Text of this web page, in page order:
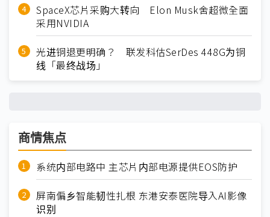
SpaceX芯片采购大转向 Elon Musk舍超微全面
采用NVIDIA
光进铜退更明确？ 联发科估SerDes 448G为铜
线「最终战场」
商情焦点
系统内部电路中 主芯片内部电源提供EOS防护
屏南偏乡智能韧性扎根 东港安泰医院导入AI影像
识别